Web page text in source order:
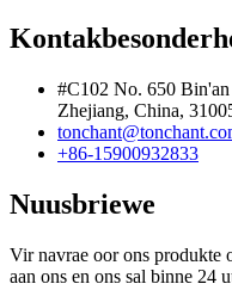
#C102 No. 650
Zhejiang, China,
+86-15900932833
Nuusbriewe
Vir navrae oor ons produkte
aan ons en ons sal binne 24